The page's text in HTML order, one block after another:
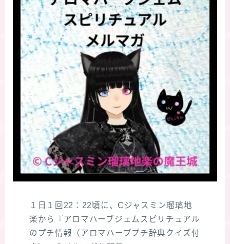
１日１回22：22頃に、Cジャスミン瑠璃地
楽から『アロマハーブジェムスピリチュアル
のプチ情報（アロマハーブプチ辞典クイズ付